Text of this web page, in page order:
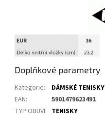
Doplňkové parametry
Kategorie:
DÁMSKÉ TENISKY
EAN:
5901479623491
TYP OBUVI: TENISKY